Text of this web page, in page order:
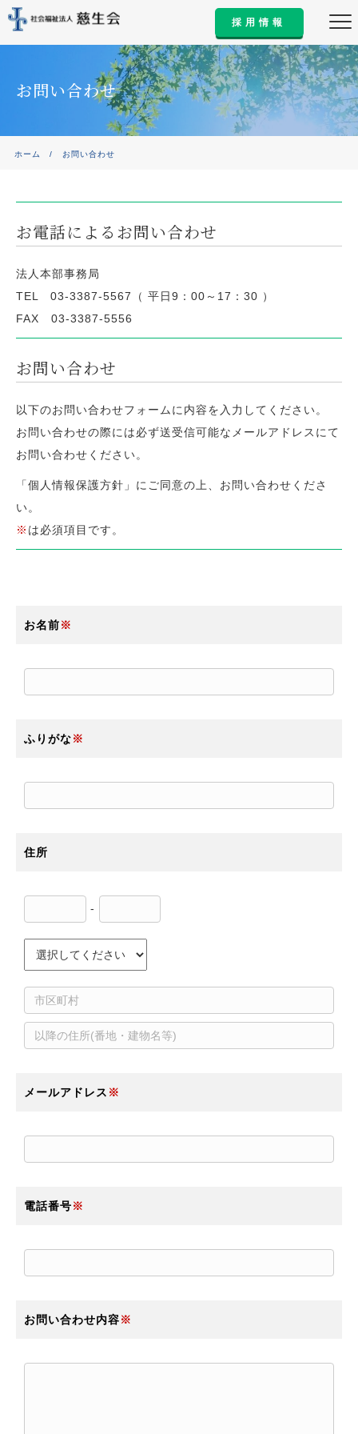
採用情報
お問い合わせ
ホーム / お問い合わせ
お電話によるお問い合わせ
法人本部事務局
TEL 03-3387-5567（ 平日9：00～17：30 ）
FAX 03-3387-5556
お問い合わせ
以下のお問い合わせフォームに内容を入力してください。
お問い合わせの際には必ず送受信可能なメールアドレスにて
お問い合わせください。
「個人情報保護方針」にご同意の上、お問い合わせくださ
い。
※ は必須項目です。
お名前※
ふりがな※
住所
-
メールアドレス ※
電話番号※
お問い合わせ内容※